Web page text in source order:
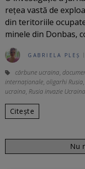
rețea vastă de
din teritoriile
minele din Donbas,
GABRIELA PLEȘ
cărbune ucraina,
internaționale, oligarhi Rusia,
ucraina, Rusia invazie Ucraina
Citește
Nu